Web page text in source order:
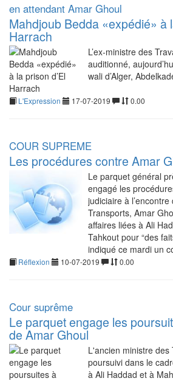
en attendant Amar Ghoul
Mahdjoub Bedda «expédié» à
Harrach
L’ex-ministre des
auditionné,
wali d’Alger,
L'Expression 17-07-2019 0.00
COUR SUPREME
Les procédures contre Amar
Le parquet général
engagé les
judiciaire à
Transports, Amar
affaires liées à Ali
Tahkout pour “des
indiqué ce mardi un
Réflexion 10-07-2019 0.00
Cour suprême
Le parquet engage les
de Amar Ghoul
L'ancien ministre des
poursuivi dans le
à Ali Haddad et à